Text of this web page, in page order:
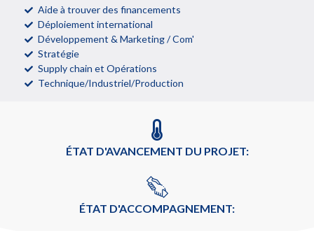
Aide à trouver des financements
Déploiement international
Développement & Marketing / Com'
Stratégie
Supply chain et Opérations
Technique/Industriel/Production
ÉTAT D'AVANCEMENT DU PROJET:
ÉTAT D'ACCOMPAGNEMENT: